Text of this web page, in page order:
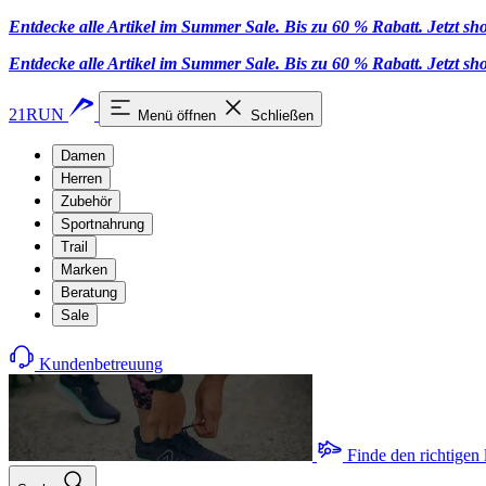
Entdecke alle Artikel im Summer Sale. Bis zu 60 % Rabatt. Jetzt
Entdecke alle Artikel im Summer Sale. Bis zu 60 % Rabatt. Jetzt
21RUN Menü öffnen Schließen
Damen
Herren
Zubehör
Sportnahrung
Trail
Marken
Beratung
Sale
Kundenbetreuung
Finde den richtigen